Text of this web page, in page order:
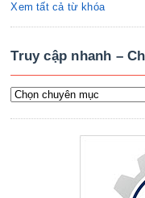
Xem tất cả từ khóa
Truy cập nhanh –